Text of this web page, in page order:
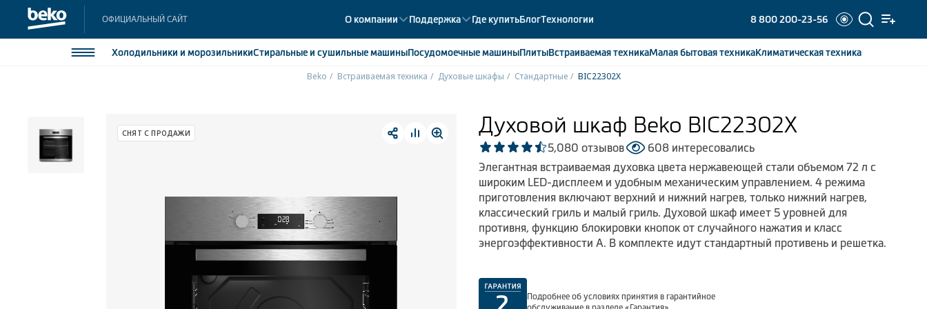
ОФИЦИАЛЬНЫЙ САЙТ О компании Поддержка Где купитьБлогТехнологии 8 800 200-23-56
Холодильники и морозильникиСтиральные и сушильные машиныПосудомоечныемашиныПлитыВстраиваемаятехникаМалая бытоваятехникаКлиматическаятехника
Стиральные и сушильные машины
Посудомоечные машины
Beko Встраиваемая техника Духовые шкафы Стандартные BIC22302X
СНЯТ С ПРОДАЖИ Духовой шкаф Beko BIC22302X
5,080 отзывов
608 интересовались
Элегантная встраиваемая духовка цвета нержавеющей стали объемом 72 л с
широким LED-дисплеем и удобным механическим управлением. 4 режима
приготовления включают верхний и нижний нагрев, только нижний нагрев,
классический гриль и малый гриль. Духовой шкаф имеет 5 уровней для
противня, функцию блокировки кнопок от случайного нажатия и класс
энергоэффективности А. В комплекте идут стандартный противень и решетка.
Подробнее об условиях принятия в гарантийное